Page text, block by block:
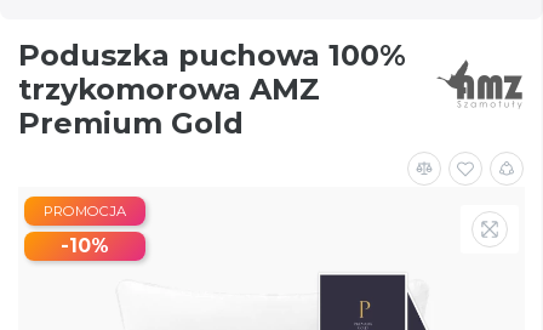
Poduszka puchowa 100%
trzykomorowa AMZ
Premium Gold
PROMOCJA
-10%